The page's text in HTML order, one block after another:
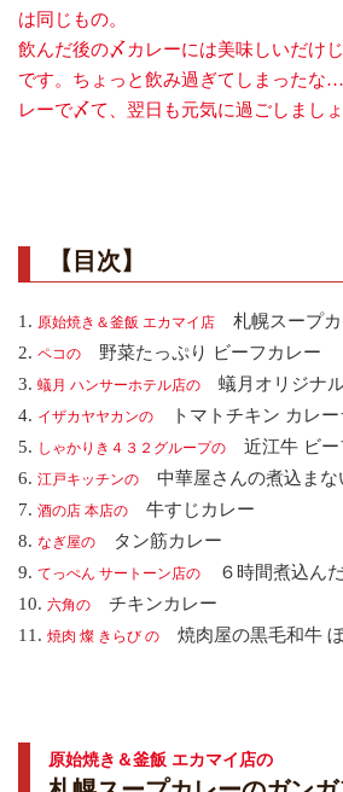
は同じもの。
飲んだ後の〆カレーには美味しいだけ
です。ちょっと飲み過ぎてしまったな
レーで〆て、翌日も元気に過ごしましょ
【目次】
1. 原始焼き＆釜飯 エカマイ店 札幌スープカ
2. ペコの 野菜たっぷり ビーフカレー
3. 蟻月 ハンサーホテル店の 蟻月オリジナ
4. イザカヤヤカンの トマトチキン カレー
5. しゃかりき４３２グループの 近江牛 ビー
6. 江戸キッチンの 中華屋さんの煮込まな
7. 酒の店 本店の 牛すじカレー
8. なぎ屋の タン筋カレー
9. てっぺん サートーン店の ６時間煮込ん
10. 六角の チキンカレー
11. 焼肉 燦 きらび の 焼肉屋の黒毛和牛
原始焼き＆釜飯 エカマイ店の